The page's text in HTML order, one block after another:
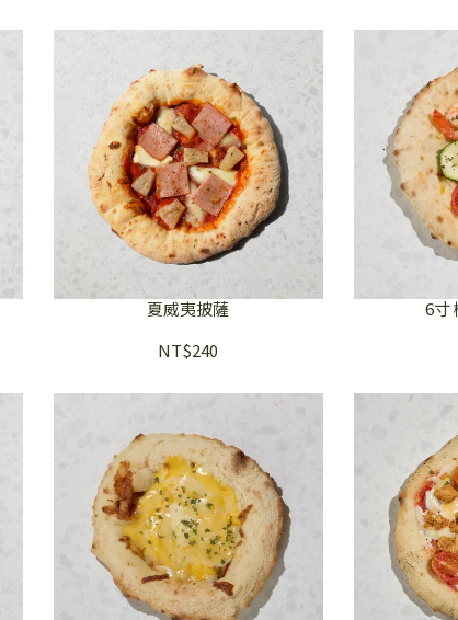
夏威夷披薩
NT$240
6寸